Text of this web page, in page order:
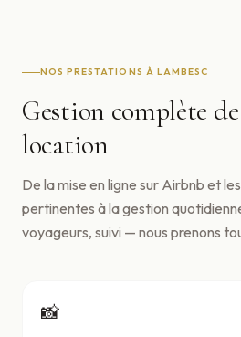
NOS PRESTATIONS À LAMBESC
Gestion complète
location
De la mise en ligne sur Airbnb et
pertinentes à la gestion
voyageurs, suivi — nous prenons
📸